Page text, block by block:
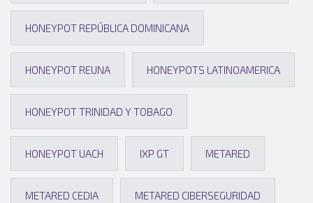
HONEYPOT REPÚBLICA DOMINICANA
HONEYPOT REUNA HONEYPOTS LATINOAMERICA
HONEYPOT TRINIDAD Y TOBAGO
HONEYPOT UACH IXP GT METARED
METARED CEDIA METARED CIBERSEGURIDAD